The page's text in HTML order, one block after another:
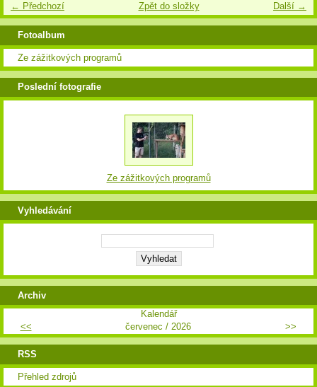
← Předchozí Další →
Zpět do složky
Fotoalbum
Ze zážitkových programů
Poslední fotografie
Ze zážitkových programů
Vyhledávání
Archiv
Kalendář
<<
červenec / 2026 >>
RSS
Přehled zdrojů